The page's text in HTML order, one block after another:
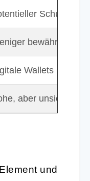
Schutz
bewährt
Wallets
aber unsichere
und